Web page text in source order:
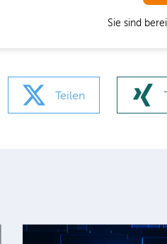
Sie sind
Teilen